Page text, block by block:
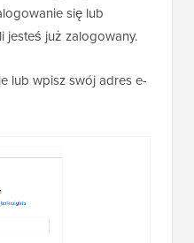
się lub
jesteś już zalogowany.
lub wpisz swój adres e-